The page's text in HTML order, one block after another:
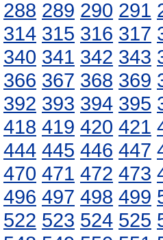
288 289 290 291
314 315 316 317
340 341 342 343
366 367 368 369
392 393 394 395
418 419 420 421
444 445 446 447
470 471 472 473
496 497 498 499
522 523 524 525